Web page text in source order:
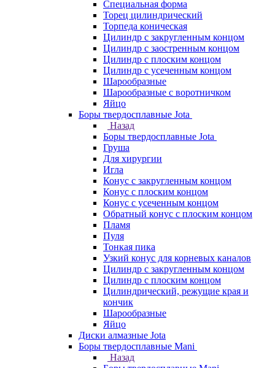
Специальная форма
Торец цилиндрический
Торпеда коническая
Цилиндр с закругленным концом
Цилиндр с заостренным концом
Цилиндр с плоским концом
Цилиндр с усеченным концом
Шарообразные
Шарообразные с воротничком
Яйцо
Боры твердосплавные Jota
Назад
Боры твердосплавные Jota
Груша
Для хирургии
Игла
Конус с закругленным концом
Конус с плоским концом
Конус с усеченным концом
Обратный конус с плоским концом
Пламя
Пуля
Тонкая пика
Узкий конус для корневых каналов
Цилиндр с закругленным концом
Цилиндр с плоским концом
Цилиндрический, режущие края и
кончик
Шарообразные
Яйцо
Диски алмазные Jota
Боры твердосплавные Mani
Назад